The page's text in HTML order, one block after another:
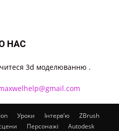
НАС
3d моделюванню .
Уроки Інтерв’ю
ZBrush
Персонажі
Autodesk